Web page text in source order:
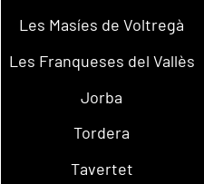
Les Masíes de Voltregà
Les Franqueses del Vallès
Jorba
Tordera
Tavertet